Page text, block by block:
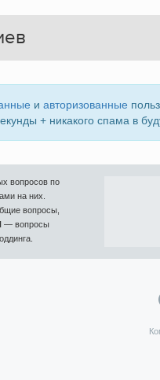
и авторизованные
+ никакого спама в
вопросов по
на них.
вопросы,
— вопросы